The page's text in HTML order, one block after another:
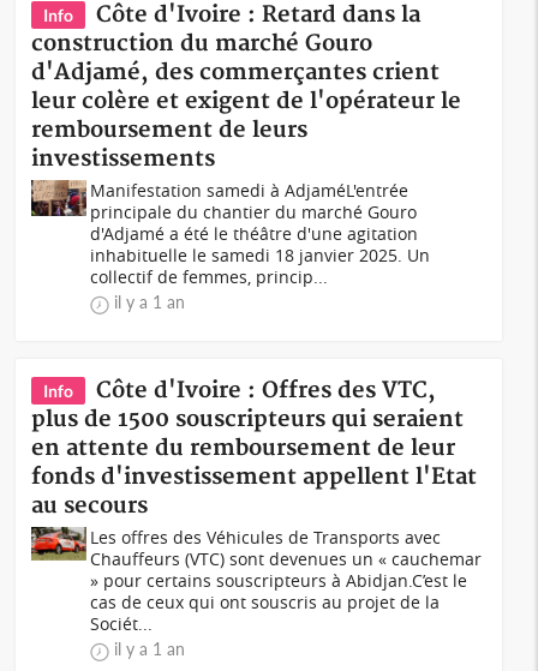
Info
Côte d'Ivoire : Retard dans la
construction du marché Gouro
d'Adjamé, des commerçantes crient
leur colère et exigent de l'opérateur le
remboursement de leurs
investissements
Manifestation samedi à AdjaméL'entrée
principale du chantier du marché Gouro
d'Adjamé a été le théâtre d'une agitation
inhabituelle le samedi 18 janvier 2025. Un
collectif de femmes, princip...
il y a 1 an
Info
Côte d'Ivoire : Offres des VTC,
plus de 1500 souscripteurs qui seraient
en attente du remboursement de leur
fonds d'investissement appellent l'Etat
au secours
Les offres des Véhicules de Transports avec
Chauffeurs (VTC) sont devenues un « cauchemar
» pour certains souscripteurs à Abidjan.C’est le
cas de ceux qui ont souscris au projet de la
Sociét...
il y a 1 an